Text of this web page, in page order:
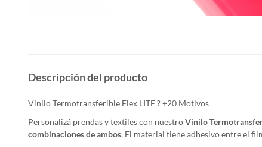
Descripción del producto
Vinilo Termotransferible Flex LITE ? +20 Motivos
Personalizá prendas y textiles con nuestroVinilo
combinaciones de ambos. El material tiene adhesivo entre el